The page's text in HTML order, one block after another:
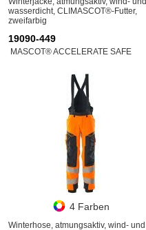
wasserdicht, CLIMASCOT®-Futter,
zweifarbig
19090-449
MASCOT® ACCELERATE SAFE
4 Farben
Winterhose, atmungsaktiv, wind- und